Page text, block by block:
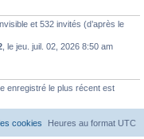
et 532 invités (d’après le
, le jeu. juil. 02, 2026 8:50 am
enregistré le plus récent est
Heures au format UTC
cookies